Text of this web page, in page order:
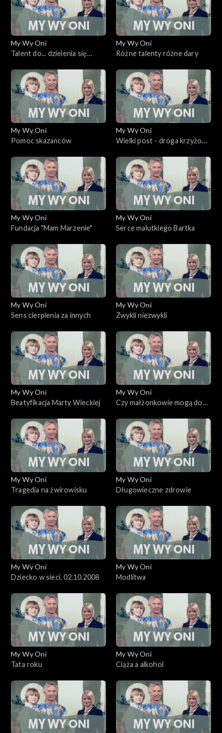
My Wy Oni
Talent do... dzielenia się
My Wy Oni
Różne talenty różne dary
My Wy Oni
Pomoc skazańców
My Wy Oni
Wielki post - droga krzyżowa
My Wy Oni
Fundacja "Mam Marzenie"
My Wy Oni
Serce malutkiego Bartka
My Wy Oni
Sens cierpienia za innych
My Wy Oni
Zwykli niezwykli
My Wy Oni
Beatyfikacja Marty Wieckiej
My Wy Oni
Czy małżonkowie mogą do
My Wy Oni
Tragedia na żwirowisku
My Wy Oni
Długowieczne zdrowie
My Wy Oni
Dziecko w sieci. 02.10.2008
My Wy Oni
Modlitwa
My Wy Oni
Tata roku
My Wy Oni
Ciąża a alkohol